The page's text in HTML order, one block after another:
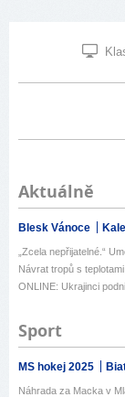
Aktuálně
Blesk Vánoce
„Zcela nepřijatelné.“
Návrat tropů s
ONLINE: Ukrajinci
Sport
MS hokej 2025
Náhrada za Macka v